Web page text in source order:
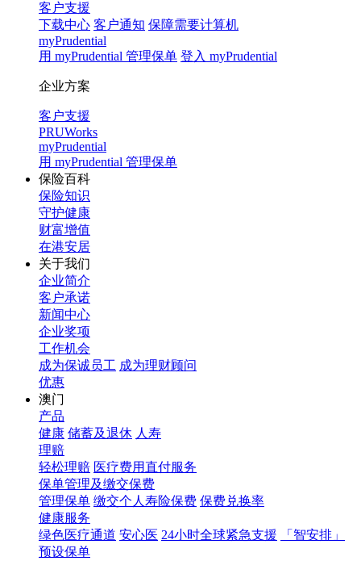
客户支援
下载中心 客户通知 保障需要计算机
myPrudential
用 myPrudential 管理保单 登入 myPrudential
企业方案
客户支援
PRUWorks
myPrudential
用 myPrudential 管理保单
保险百科
保险知识
守护健康
财富增值
在港安居
关于我们
企业简介
客户承诺
新闻中心
企业奖项
工作机会
成为保诚员工 成为理财顾问
优惠
澳门
产品
健康 储蓄及退休 人寿
理赔
轻松理赔 医疗费用直付服务
保单管理及缴交保费
管理保单 缴交个人寿险保费 保费兑换率
健康服务
绿色医疗通道 安心医 24小时全球紧急支援
「智安排」
预设保单